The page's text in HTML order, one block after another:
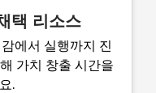
택 리소스
에서 실행까지 진
가치 창출 시간을
.